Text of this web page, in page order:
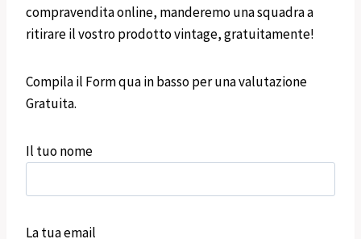
compravendita online, manderemo una squadra a
ritirare il vostro prodotto vintage, gratuitamente!
Compila il Form qua in basso per una valutazione
Gratuita.
Il tuo nome
La tua email